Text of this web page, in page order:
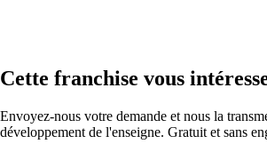
Cette franchise vous
Envoyez-nous votre demande et nous la
développement de l'enseigne. Gratuit et sans